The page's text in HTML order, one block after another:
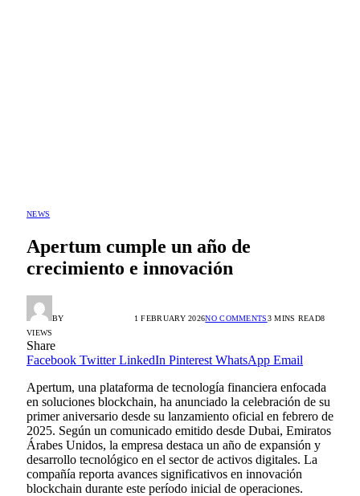
NEWS
Apertum cumple un año de
crecimiento e innovación
BY 1 FEBRUARY 2026NO COMMENTS3 MINS READ8
VIEWS
Share
Facebook Twitter LinkedIn Pinterest WhatsApp Email
Apertum, una plataforma de tecnología financiera enfocada
en soluciones blockchain, ha anunciado la celebración de su
primer aniversario desde su lanzamiento oficial en febrero de
2025. Según un comunicado emitido desde Dubai, Emiratos
Árabes Unidos, la empresa destaca un año de expansión y
desarrollo tecnológico en el sector de activos digitales. La
compañía reporta avances significativos en innovación
blockchain durante este período inicial de operaciones.